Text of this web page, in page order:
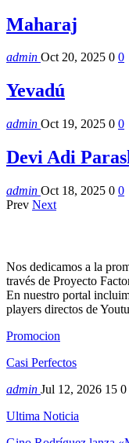
Maharaj
admin Oct 20, 2025 0 0
Yevadú
admin Oct 19, 2025 0 0
Devi Adi
admin Oct 18, 2025 0 0
Prev Next
Nos dedicamos a la
través de Proyecto
En nuestro portal
players directos de
Promocion
Casi Perfectos
admin Jul 12, 2026 15 0
Ultima Noticia